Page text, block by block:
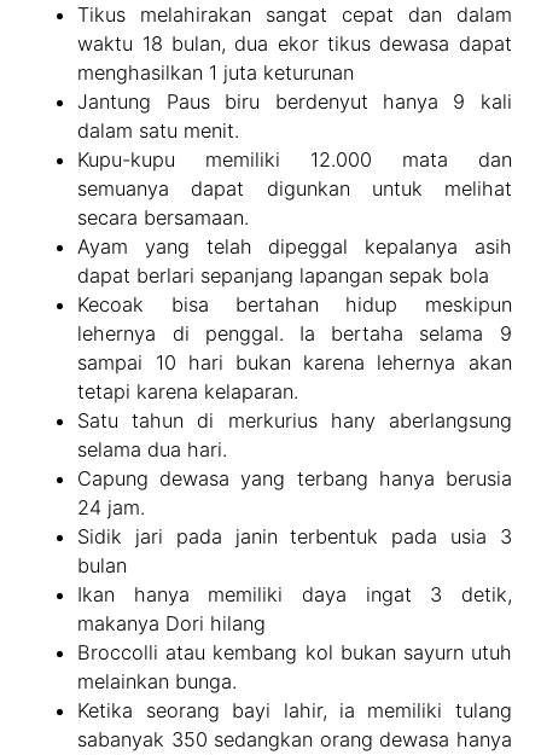
Tikus melahirakan sangat cepat dan dalam
waktu 18 bulan, dua ekor tikus dewasa dapat
menghasilkan 1 juta keturunan
Jantung Paus biru berdenyut hanya 9 kali
dalam satu menit.
Kupu-kupu memiliki 12.000 mata dan
semuanya dapat digunkan untuk melihat
secara bersamaan.
Ayam yang telah dipeggal kepalanya asih
dapat berlari sepanjang lapangan sepak bola
Kecoak bisa bertahan hidup meskipun
lehernya di penggal. Ia bertaha selama 9
sampai 10 hari bukan karena lehernya akan
tetapi karena kelaparan.
Satu tahun di merkurius hany aberlangsung
selama dua hari.
Capung dewasa yang terbang hanya berusia
24 jam.
Sidik jari pada janin terbentuk pada usia 3
bulan
Ikan hanya memiliki daya ingat 3 detik,
makanya Dori hilang
Broccolli atau kembang kol bukan sayurn utuh
melainkan bunga.
Ketika seorang bayi lahir, ia memiliki tulang
sabanyak 350 sedangkan orang dewasa hanya